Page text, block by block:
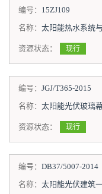
编号： 15ZJ109
名称： 太阳能热水系统
资源状态： 现行
编号： JGJ/T365-2015
名称： 太阳能光伏玻璃
资源状态： 现行
编号： DB37/5007-2014
名称： 太阳能光伏建筑